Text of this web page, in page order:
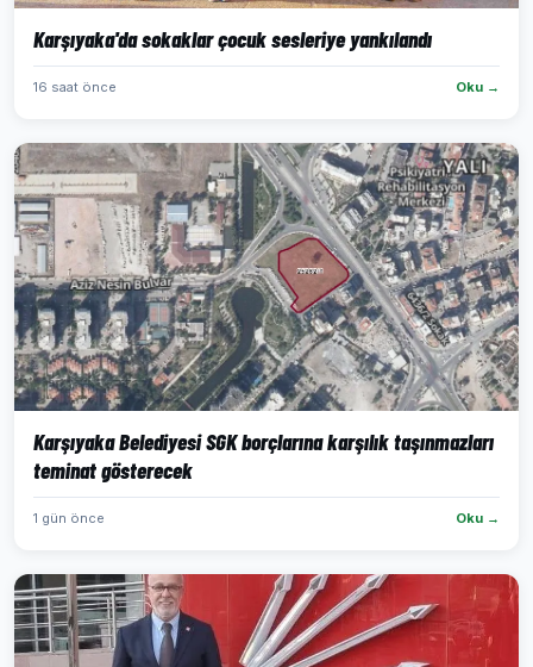
Karşıyaka'da sokaklar çocuk sesleriye yankılandı
16 saat önce Oku →
Karşıyaka Belediyesi SGK borçlarına karşılık taşınmazları
teminat gösterecek
1 gün önce Oku →